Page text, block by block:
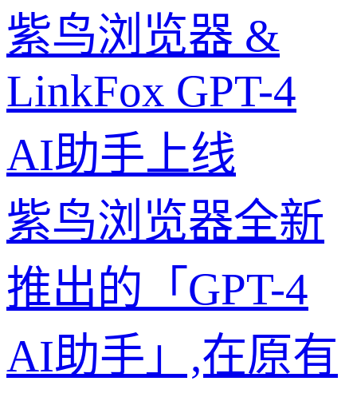
紫鸟浏览器 &
LinkFox GPT-4
AI助手上线
紫鸟浏览器全新
推出的「GPT-4
AI助手」,在原有